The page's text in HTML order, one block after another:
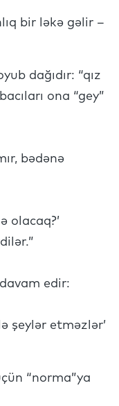
bir ləkə gəlir –
dağıdır: “qız
ona “gey”
bədənə
olacaq?’
edir:
şeylər etməzlər’
“norma”ya